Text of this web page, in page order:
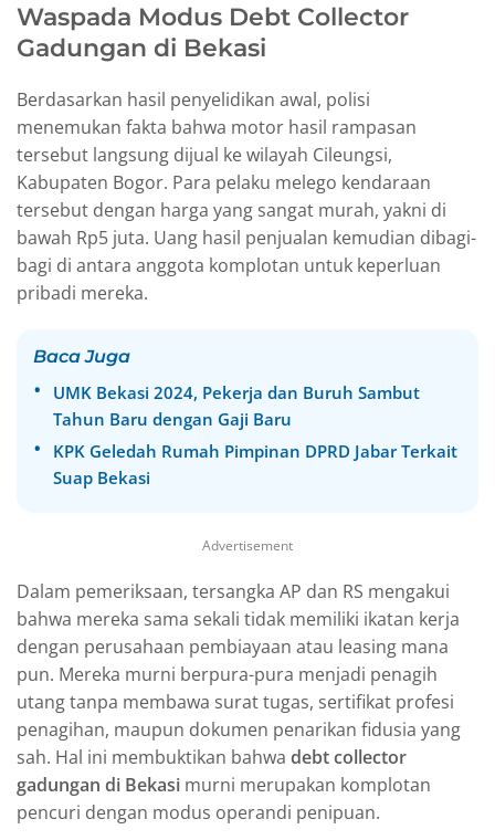
Waspada Modus Debt Collector
Gadungan di Bekasi
Berdasarkan hasil penyelidikan awal, polisi
menemukan fakta bahwa motor hasil rampasan
tersebut langsung dijual ke wilayah Cileungsi,
Kabupaten Bogor. Para pelaku melego kendaraan
tersebut dengan harga yang sangat murah, yakni di
bawah Rp5 juta. Uang hasil penjualan kemudian dibagi-
bagi di antara anggota komplotan untuk keperluan
pribadi mereka.
Baca Juga
UMK Bekasi 2024, Pekerja dan Buruh Sambut
Tahun Baru dengan Gaji Baru
KPK Geledah Rumah Pimpinan DPRD Jabar Terkait
Suap Bekasi
Advertisement
Dalam pemeriksaan, tersangka AP dan RS mengakui
bahwa mereka sama sekali tidak memiliki ikatan kerja
dengan perusahaan pembiayaan atau leasing mana
pun. Mereka murni berpura-pura menjadi penagih
utang tanpa membawa surat tugas, sertifikat profesi
penagihan, maupun dokumen penarikan fidusia yang
sah. Hal ini membuktikan bahwa debt collector
gadungan di Bekasi murni merupakan komplotan
pencuri dengan modus operandi penipuan.